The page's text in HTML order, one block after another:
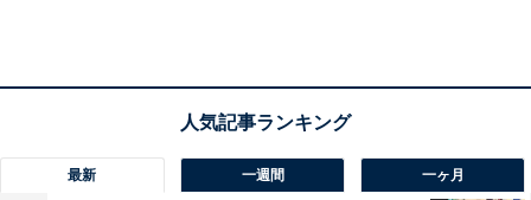
ブをするなど熊本地震災害義援金を出しているなど地元
最新 一週間 一ヶ月